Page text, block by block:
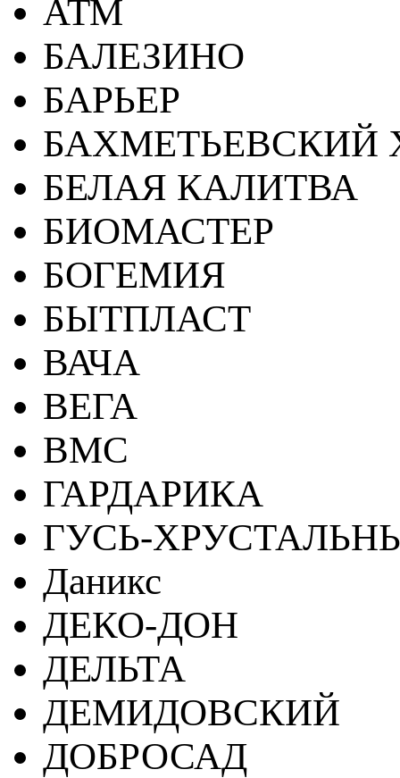
АТМ
БАЛЕЗИНО
БАРЬЕР
БАХМЕТЬЕВСКИЙ
БЕЛАЯ КАЛИТВА
БИОМАСТЕР
БОГЕМИЯ
БЫТПЛАСТ
ВАЧА
ВЕГА
ВМС
ГАРДАРИКА
ГУСЬ-
Даникс
ДЕКО-ДОН
ДЕЛЬТА
ДЕМИДОВСКИЙ
ДОБРОСАД